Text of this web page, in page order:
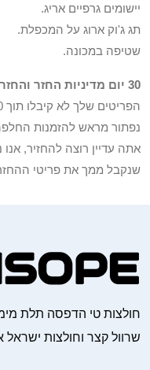
יישומים גרפיים אריג.
תג ג'וק ארוג על המכפלת.
שטיפה במכונה.
30 יום מדיניות החזר והחזר כספי
נפתור מראש להזמנות
אתה עדיין רוצה להחזיר,
שנקבל ממך את פריטי
חולצות טי הדפסה תלת
שרוול קצר וחולצות ישראל